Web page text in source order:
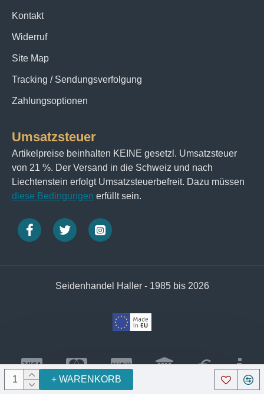
+ WARENKORB
Kontakt
Widerruf
Site Map
Tracking / Sendungsverfolgung
Zahlungsoptionen
Umsatzsteuer
Artikelpreise beinhalten KEINE gesetzl. Umsatzsteuer
von 21 %. Der Versand in die Schweiz und nach
Liechtenstein erfolgt Umsatzsteuerbefreit. Dazu müssen
diese Bedingungen erfüllt sein.
Seidenhandel Haller - 1985 bis 2026